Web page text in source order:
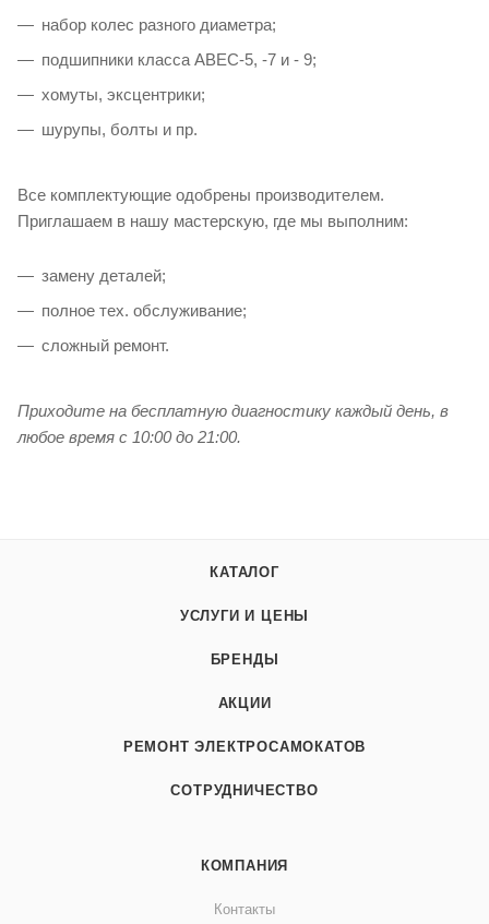
набор колес разного диаметра;
подшипники класса ABEC-5, -7 и - 9;
хомуты, эксцентрики;
шурупы, болты и пр.
Все комплектующие одобрены производителем.
Приглашаем в нашу мастерскую, где мы выполним:
замену деталей;
полное тех. обслуживание;
сложный ремонт.
Приходите на бесплатную диагностику каждый день, в
любое время с 10:00 до 21:00.
КАТАЛОГ
УСЛУГИ И ЦЕНЫ
БРЕНДЫ
АКЦИИ
РЕМОНТ ЭЛЕКТРОСАМОКАТОВ
СОТРУДНИЧЕСТВО
КОМПАНИЯ
Контакты